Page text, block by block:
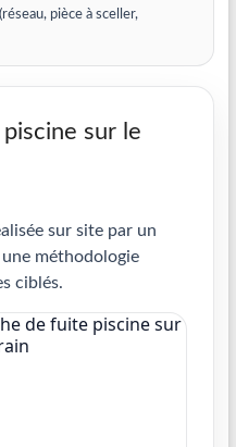
pièce à sceller,
sur le
sur site par un
méthodologie
ciblés.